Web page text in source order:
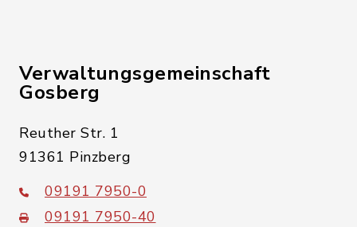
Verwaltungsgemeinschaft
Gosberg
Reuther Str. 1
91361 Pinzberg
09191 7950-0
09191 7950-40